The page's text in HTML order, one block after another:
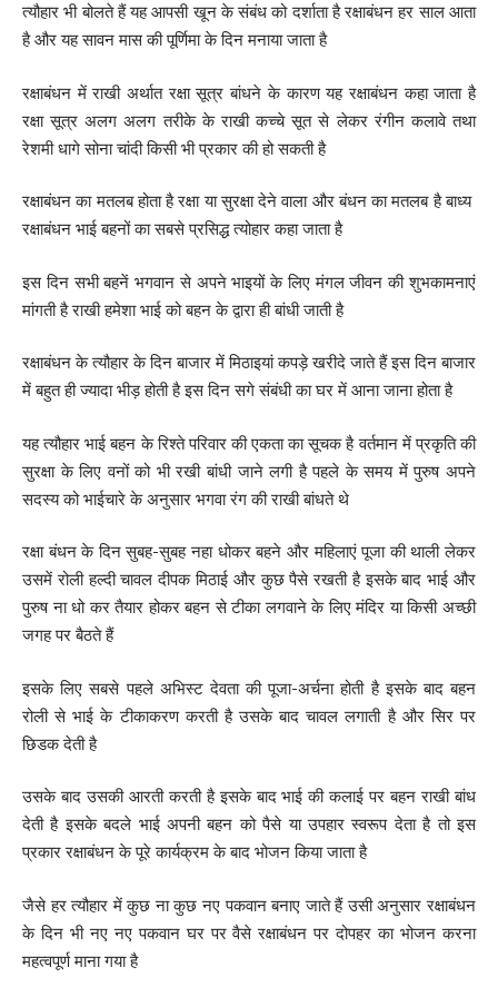
त्यौहार भी बोलते हैं यह आपसी खून के संबंध को दर्शाता है रक्षाबंधन हर साल आता
है और यह सावन मास की पूर्णिमा के दिन मनाया जाता है
रक्षाबंधन में राखी अर्थात रक्षा सूत्र बांधने के कारण यह रक्षाबंधन कहा जाता है
रक्षा सूत्र अलग अलग तरीके के राखी कच्चे सूत से लेकर रंगीन कलावे तथा
रेशमी धागे सोना चांदी किसी भी प्रकार की हो सकती है
रक्षाबंधन का मतलब होता है रक्षा या सुरक्षा देने वाला और बंधन का मतलब है बाध्य
रक्षाबंधन भाई बहनों का सबसे प्रसिद्ध त्योहार कहा जाता है
इस दिन सभी बहनें भगवान से अपने भाइयों के लिए मंगल जीवन की शुभकामनाएं
मांगती है राखी हमेशा भाई को बहन के द्वारा ही बांधी जाती है
रक्षाबंधन के त्यौहार के दिन बाजार में मिठाइयां कपड़े खरीदे जाते हैं इस दिन बाजार
में बहुत ही ज्यादा भीड़ होती है इस दिन सगे संबंधी का घर में आना जाना होता है
यह त्यौहार भाई बहन के रिश्ते परिवार की एकता का सूचक है वर्तमान में प्रकृति की
सुरक्षा के लिए वनों को भी रखी बांधी जाने लगी है पहले के समय में पुरुष अपने
सदस्य को भाईचारे के अनुसार भगवा रंग की राखी बांधते थे
रक्षा बंधन के दिन सुबह-सुबह नहा धोकर बहने और महिलाएं पूजा की थाली लेकर
उसमें रोली हल्दी चावल दीपक मिठाई और कुछ पैसे रखती है इसके बाद भाई और
पुरुष ना धो कर तैयार होकर बहन से टीका लगवाने के लिए मंदिर या किसी अच्छी
जगह पर बैठते हैं
इसके लिए सबसे पहले अभिस्ट देवता की पूजा-अर्चना होती है इसके बाद बहन
रोली से भाई के टीकाकरण करती है उसके बाद चावल लगाती है और सिर पर
छिडक देती है
उसके बाद उसकी आरती करती है इसके बाद भाई की कलाई पर बहन राखी बांध
देती है इसके बदले भाई अपनी बहन को पैसे या उपहार स्वरूप देता है तो इस
प्रकार रक्षाबंधन के पूरे कार्यक्रम के बाद भोजन किया जाता है
जैसे हर त्यौहार में कुछ ना कुछ नए पकवान बनाए जाते हैं उसी अनुसार रक्षाबंधन
के दिन भी नए नए पकवान घर पर वैसे रक्षाबंधन पर दोपहर का भोजन करना
महत्वपूर्ण माना गया है